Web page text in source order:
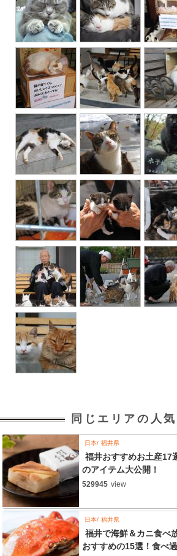
同じエリアの人
日本 福井県
福井おすすめお土産17
のアイテム大公開！
529945 view
日本 福井県
福井で海鮮＆カニ食べ
おすすめの15選！食べ